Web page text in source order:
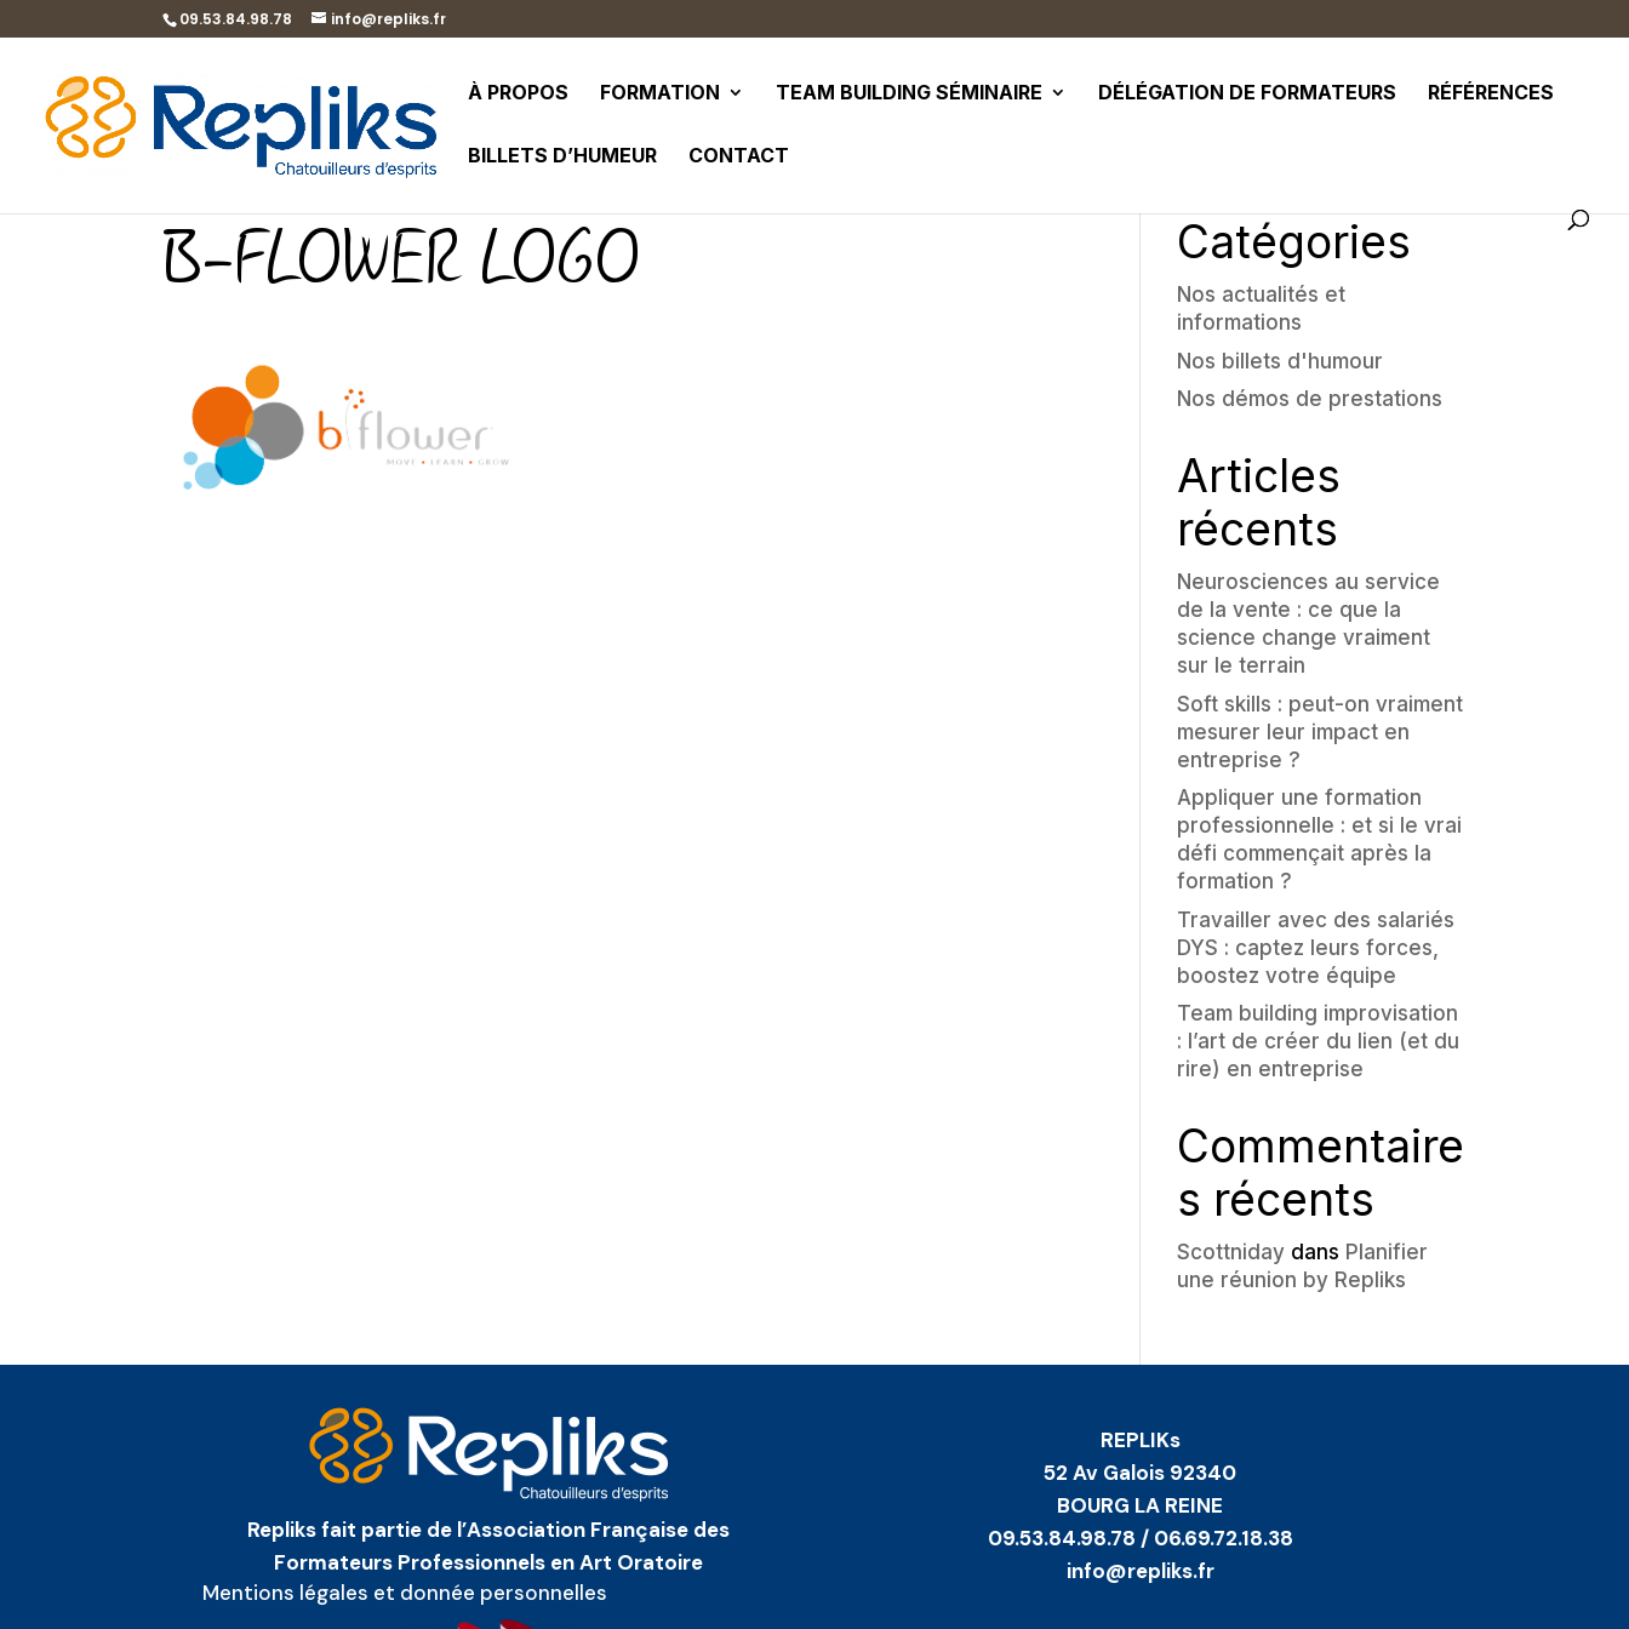
09.53.84.98.78 info@repliks.fr
À PROPOS FORMATION TEAM BUILDING SÉMINAIRE DÉLÉGATION DE FORMATEURS RÉFÉRENCES
BILLETS D’HUMEUR CONTACT
B-FLOWER LOGO Catégories
Nos actualités et
informations
Nos billets d'humour
Nos démos de prestations
Articles
récents
Neurosciences au service
de la vente : ce que la
science change vraiment
sur le terrain
Soft skills : peut-on vraiment
mesurer leur impact en
entreprise ?
Appliquer une formation
professionnelle : et si le vrai
défi commençait après la
formation ?
Travailler avec des salariés
DYS : captez leurs forces,
boostez votre équipe
Team building improvisation
: l’art de créer du lien (et du
rire) en entreprise
Commentaire
s récents
Scottnidaydans Planifier
une réunion by Repliks
Repliks fait partie de l’Association Française des
Formateurs Professionnels en Art Oratoire
Mentions légales et donnée personnelles
REPLIKs
52 Av Galois 92340
BOURG LA REINE
09.53.84.98.78 / 06.69.72.18.38
info@repliks.fr